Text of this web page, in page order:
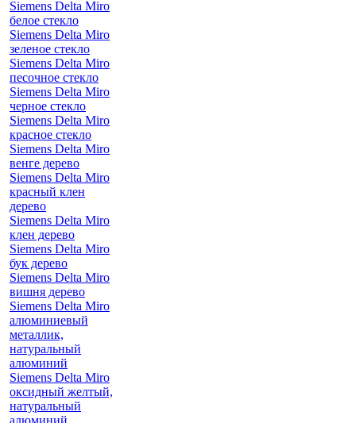
Siemens Delta Miro
белое стекло
Siemens Delta Miro
зеленое стекло
Siemens Delta Miro
песочное стекло
Siemens Delta Miro
черное стекло
Siemens Delta Miro
красное стекло
Siemens Delta Miro
венге дерево
Siemens Delta Miro
красный клен
дерево
Siemens Delta Miro
клен дерево
Siemens Delta Miro
бук дерево
Siemens Delta Miro
вишня дерево
Siemens Delta Miro
алюминиевый
металлик,
натуральный
алюминий
Siemens Delta Miro
оксидный желтый,
натуральный
алюминий